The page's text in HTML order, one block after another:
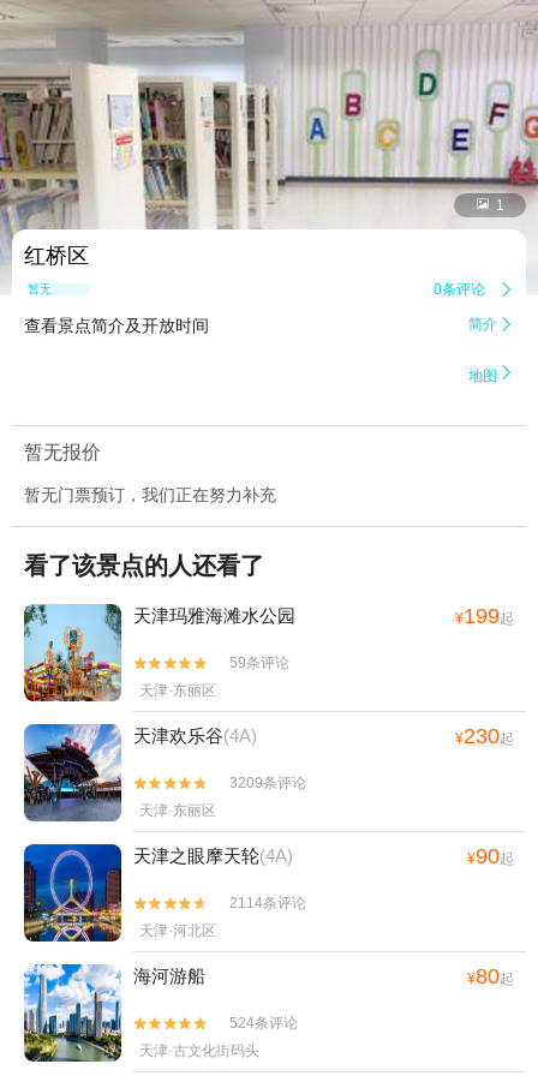
 1
红桥区
暂无点评 0条评论 
查看景点简介及开放时间 简介 
地图 
暂无报价
暂无门票预订，我们正在努力补充
看了该景点的人还看了
天津玛雅海滩水公园 ¥199起


59条评论
天津·东丽区
天津欢乐谷(4A) ¥230起


3209条评论
天津·东丽区
天津之眼摩天轮(4A) ¥90起


2114条评论
天津·河北区
海河游船 ¥80起


524条评论
天津·古文化街码头
